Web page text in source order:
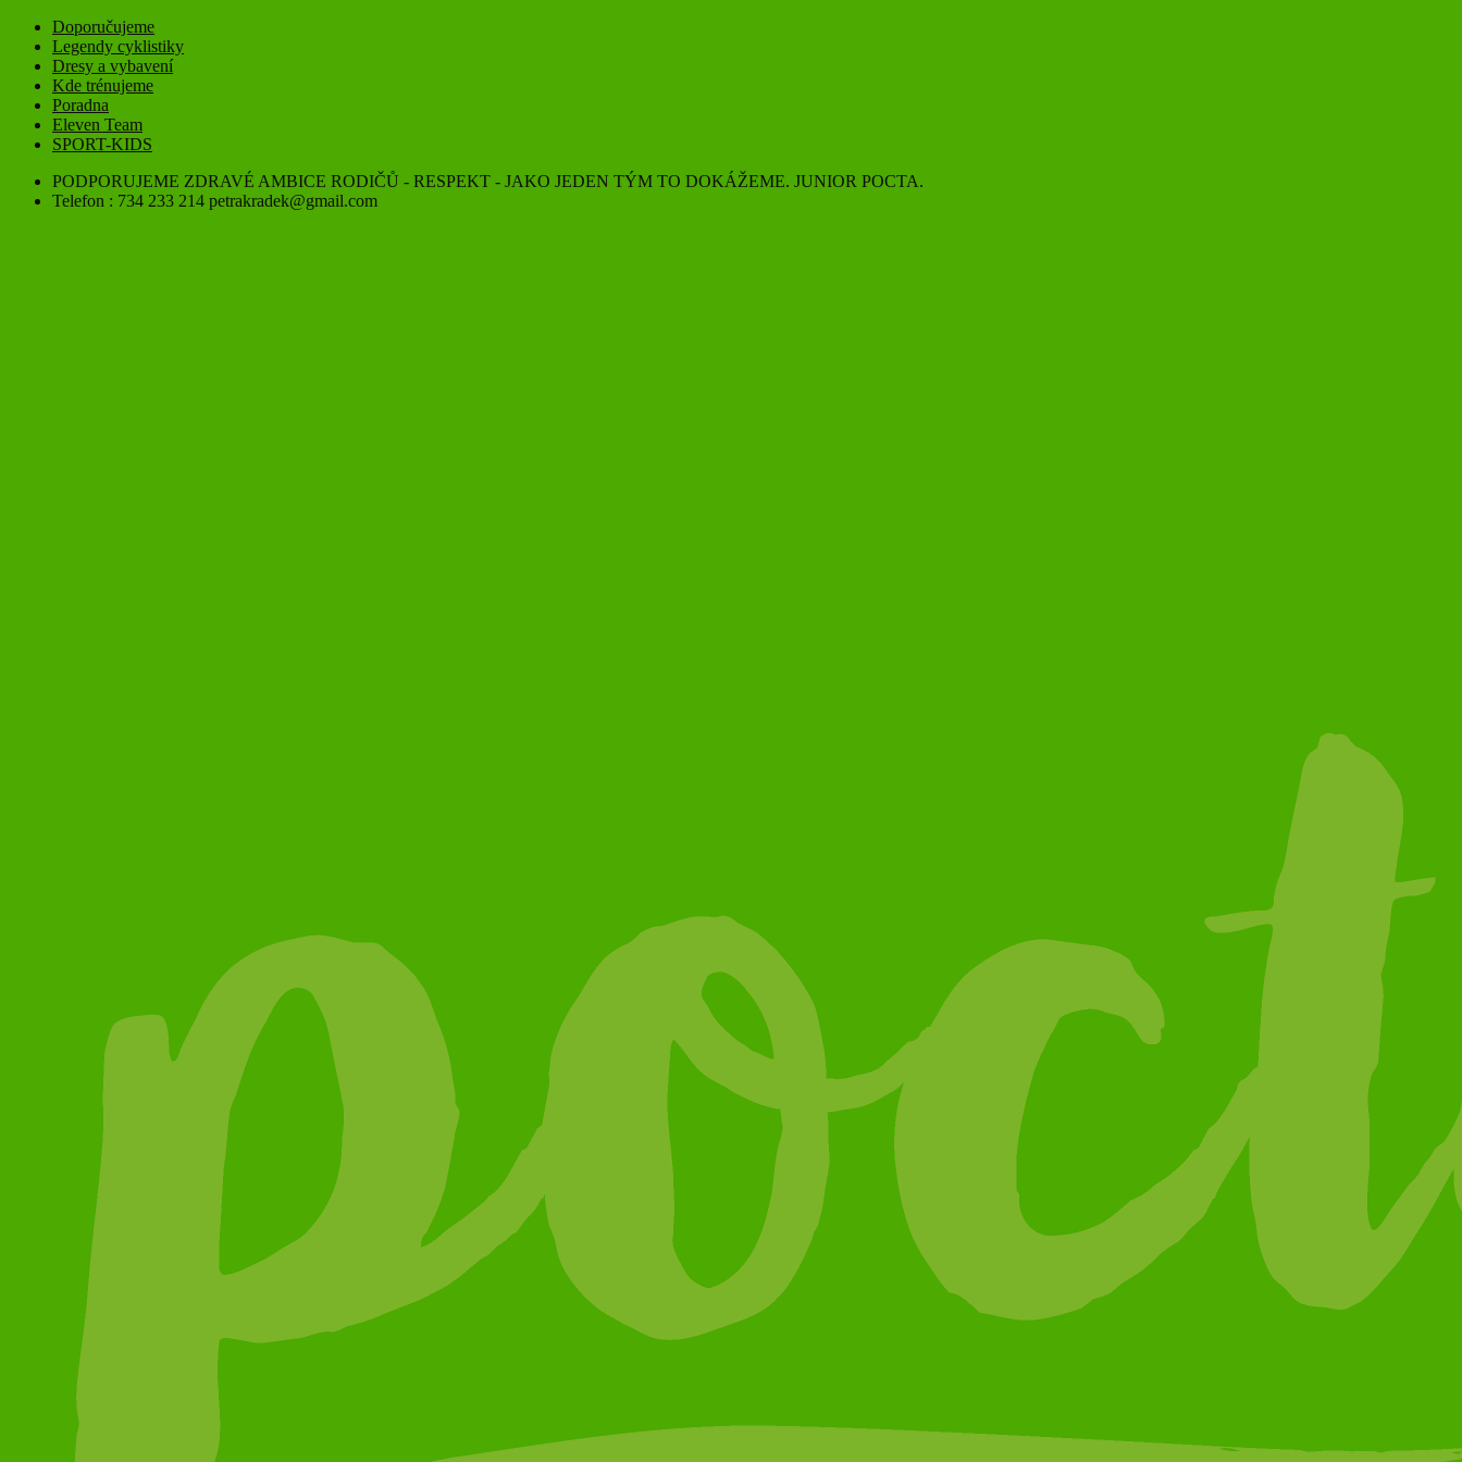
Doporučujeme
Legendy cyklistiky
Dresy a vybavení
Kde trénujeme
Poradna
Eleven Team
SPORT-KIDS
PODPORUJEME ZDRAVÉ AMBICE RODIČŮ - RESPEKT - JAKO JEDEN TÝM TO DOKÁŽEME. JUNIOR POCTA.
Telefon : 734 233 214 petrakradek@gmail.com